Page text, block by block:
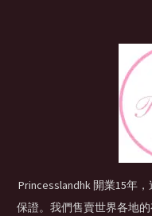
Princesslandhk 開業15年
保證。我們售賣世界各地